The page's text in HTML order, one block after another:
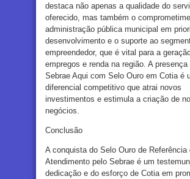
destaca não apenas a qualidade do
oferecido, mas também o
administração pública municipal em
desenvolvimento e o suporte ao
empreendedor, que é vital para a
empregos e renda na região. A presença
Sebrae Aqui com Selo Ouro em Cotia é
diferencial competitivo que atrai novos
investimentos e estimula a criação de
negócios.
Conclusão
A conquista do Selo Ouro de Referência
Atendimento pelo Sebrae é um
dedicação e do esforço de Cotia em